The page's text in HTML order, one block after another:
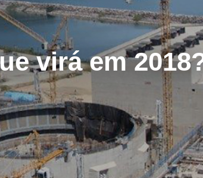
virá em